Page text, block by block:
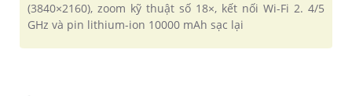
(3840×2160), zoom kỹ thuật số 18×, kết nối Wi-Fi 2. 4/5
GHz và pin lithium-ion 10000 mAh sạc lại